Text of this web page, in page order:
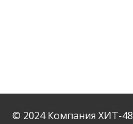
© 2024 Компания ХИТ-48